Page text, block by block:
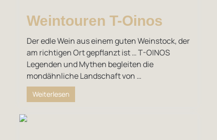
Weintouren T-Oinos
Der edle Wein aus einem guten Weinstock, der
am richtigen Ort gepflanzt ist … T-OINOS
Legenden und Mythen begleiten die
mondähnliche Landschaft von …
Weiterlesen